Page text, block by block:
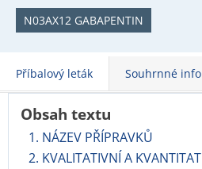
N03AX12 GABAPENTIN
Příbalový leták Souhrnné
Obsah textu
1. NÁZEV PŘÍPRAVKŮ
2. KVALITATIVNÍ A